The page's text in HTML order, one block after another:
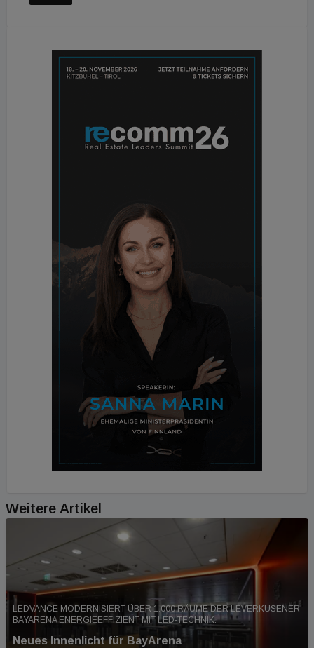
Weitere Artikel
LEDVANCE MODERNISIERT ÜBER 1.000 RÄUME DER LEVERKUSENER
BAYARENA ENERGIEEFFIZIENT MIT LED-TECHNIK.
Neues Innenlicht für BayArena